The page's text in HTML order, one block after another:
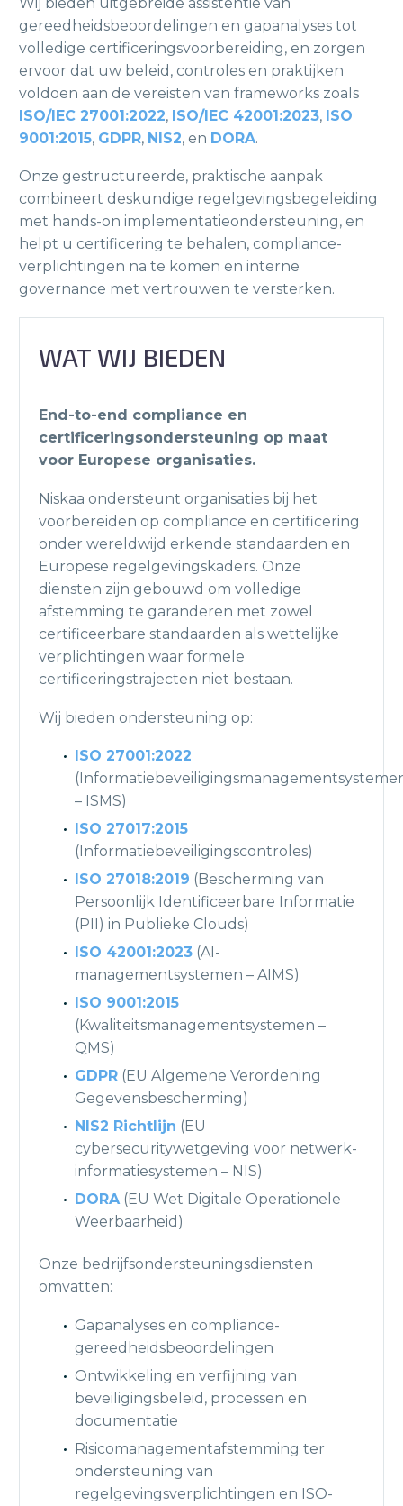
gereedheidsbeoordelingen en gapanalyses tot
volledige certificeringsvoorbereiding, en zorgen
ervoor dat uw beleid, controles en praktijken
voldoen aan de vereisten van frameworks zoals
ISO/IEC 27001:2022, ISO/IEC 42001:2023, ISO
9001:2015, GDPR, NIS2, en DORA.
Onze gestructureerde, praktische aanpak
combineert deskundige regelgevingsbegeleiding
met hands-on implementatieondersteuning, en
helpt u certificering te behalen, compliance-
verplichtingen na te komen en interne
governance met vertrouwen te versterken.
WAT WIJ BIEDEN
End-to-end compliance en
certificeringsondersteuning op maat
voor Europese organisaties.
Niskaa ondersteunt organisaties bij het
voorbereiden op compliance en certificering
onder wereldwijd erkende standaarden en
Europese regelgevingskaders. Onze
diensten zijn gebouwd om volledige
afstemming te garanderen met zowel
certificeerbare standaarden als wettelijke
verplichtingen waar formele
certificeringstrajecten niet bestaan.
Wij bieden ondersteuning op:
ISO 27001:2022
– ISMS)
ISO 27017:2015
(Informatiebeveiligingscontroles)
ISO 27018:2019 (Bescherming van
Persoonlijk Identificeerbare Informatie
(PII) in Publieke Clouds)
ISO 42001:2023 (AI-
managementsystemen – AIMS)
ISO 9001:2015
(Kwaliteitsmanagementsystemen –
QMS)
GDPR (EU Algemene Verordening
Gegevensbescherming)
NIS2 Richtlijn (EU
cybersecuritywetgeving voor netwerk-
informatiesystemen – NIS)
DORA(EU Wet Digitale Operationele
Weerbaarheid)
Onze bedrijfsondersteuningsdiensten
omvatten:
Gapanalyses en compliance-
gereedheidsbeoordelingen
Ontwikkeling en verfijning van
beveiligingsbeleid, processen en
documentatie
Risicomanagementafstemming ter
ondersteuning van
regelgevingsverplichtingen en ISO-